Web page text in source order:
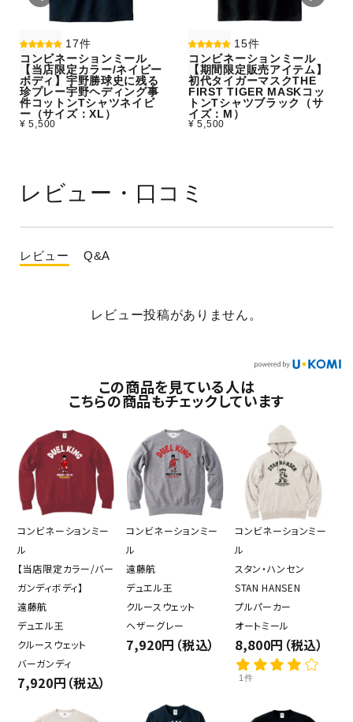
17件
コンビネーションミール
【当店限定カラー/ネイビー
ボディ】宇野勝球史に残る
珍プレー宇野ヘディング事
件コットンTシャツネイビ
ー（サイズ：XL）
¥ 5,500
15件
コンビネーションミール
【期間限定販売アイテム】
初代タイガーマスクTHE
FIRST TIGER MASKコッ
トンTシャツブラック（サ
イズ：M）
¥ 5,500
レビュー・口コミ
レビュー Q&A
レビュー投稿がありません。
この商品を見ている人は
こちらの商品もチェックしています
コンビネーションミー
ル
【当店限定カラー/バー
ガンディボディ】
遠藤航
デュエル王
クルースウェット
バーガンディ
7,920円（税込）
コンビネーションミー
ル
遠藤航
デュエル王
クルースウェット
ヘザーグレー
7,920円（税込）
コンビネーションミー
ル
スタン・ハンセン
STAN HANSEN
プルパーカー
オートミール
8,800円（税込）
1件